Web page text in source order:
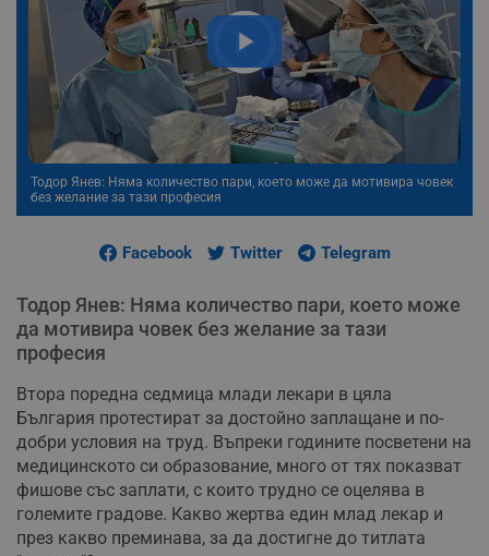
Тодор Янев: Няма количество пари, което може да мотивира човек
без желание за тази професия
Facebook Twitter Telegram
Тодор Янев: Няма количество пари, което може
да мотивира човек без желание за тази
професия
Втора поредна седмица млади лекари в цяла
България протестират за достойно заплащане и по-
добри условия на труд. Въпреки годините посветени на
медицинското си образование, много от тях показват
фишове със заплати, с които трудно се оцелява в
големите градове. Какво жертва един млад лекар и
през какво преминава, за да достигне до титлата